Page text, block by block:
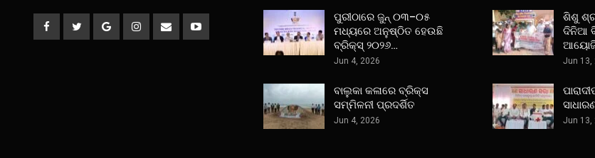
ପୁରୀଠାରେ ଜୁନ୍ ୦୩–୦୫
ମଧ୍ୟରେ ଅନୁଷ୍ଠିତ ହେଉଛି
ବ୍ରିକ୍ସ୍ ୨୦୨୬…
Jun 4, 2026
ବାଲୁକା କଳାରେ ବ୍ରିକ୍ସ
ସମ୍ମିଳନୀ ପ୍ରଦର୍ଶିତ
Jun 4, 2026
ଶିଶୁ
ଦିନିଆ
Jun 13,
Jun 13,